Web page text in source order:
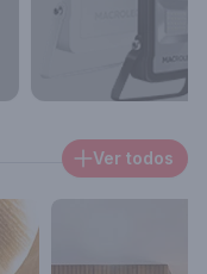
Ver todos